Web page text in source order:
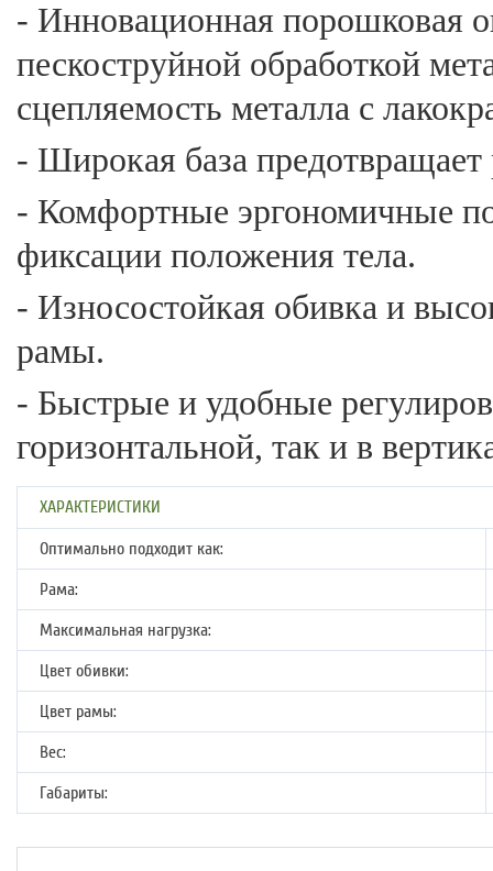
- Инновационная порошковая
пескоструйной обработкой
сцепляемость металла с
- Широкая база предотвращает
- Комфортные эргономичные
фиксации положения тела.
- Износостойкая обивка и
рамы.
- Быстрые и удобные
горизонтальной, так и в
ХАРАКТЕРИСТИКИ
Оптимально подходит как:
Рама:
Максимальная нагрузка:
Цвет обивки:
Цвет рамы:
Вес:
Габариты: